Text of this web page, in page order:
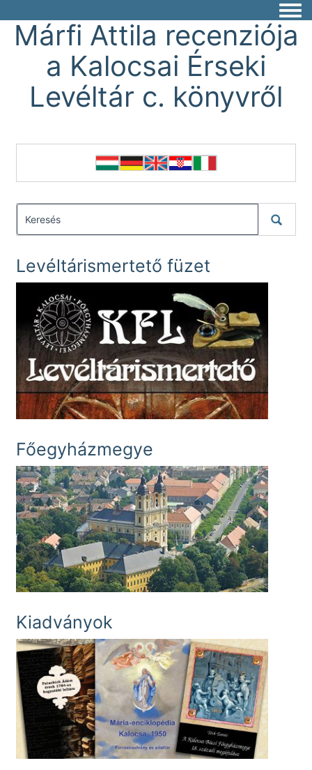
Márfi Attila recenziója
a Kalocsai Érseki
Levéltár c. könyvről
Levéltárismertető füzet
Főegyházmegye
Kiadványok